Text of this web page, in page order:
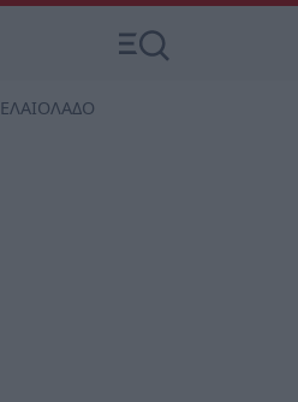
ΕΛΑΙΟΛΑΔΟ